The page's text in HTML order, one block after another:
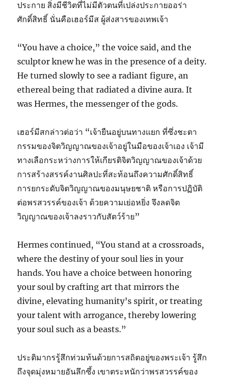
ประกาย สิ่งมีชีวิตที่ไม่มีตัวตนที่เปล่งประกายออร่า
ศักดิ์สิทธิ์ นั่นคือเฮอร์มีส ผู้ส่งสารของเทพเจ้า
“You have a choice,” the voice said, and the
sculptor knew he was in the presence of a deity.
He turned slowly to see a radiant figure, an
ethereal being that radiated a divine aura. It
was Hermes, the messenger of the gods.
เฮอร์มีสกล่าวต่อว่า “เจ้ายืนอยู่บนทางแยก ที่ซึ่งชะตา
กรรมของจิตวิญญาณของเจ้าอยู่ในมือของเจ้าเอง เจ้ามี
ทางเลือกระหว่างการให้เกียรติจิตวิญญาณของเจ้าด้วย
การสร้างสรรค์งานศิลปะที่สะท้อนถึงความศักดิ์สิทธิ์
การยกระดับจิตวิญญาณของมนุษยชาติ หรือการปฏิบัติ
ต่อพรสวรรค์ของเจ้า ด้วยความเย่อหยิ่ง จึงลดจิต
วิญญาณของเจ้าลงราวกับสัตว์ร้าย”
Hermes continued, “You stand at a crossroads,
where the destiny of your soul lies in your
hands. You have a choice between honoring
your soul by crafting art that mirrors the
divine, elevating humanity’s spirit, or treating
your talent with arrogance, thereby lowering
your soul such as a beasts.”
ประติมากรรู้สึกท่วมท้นด้วยการสถิตอยู่ของพระเจ้า รู้สึก
ถึงจุดมุ่งหมายอันลึกซึ้ง เขาตระหนักว่าพรสวรรค์ของ